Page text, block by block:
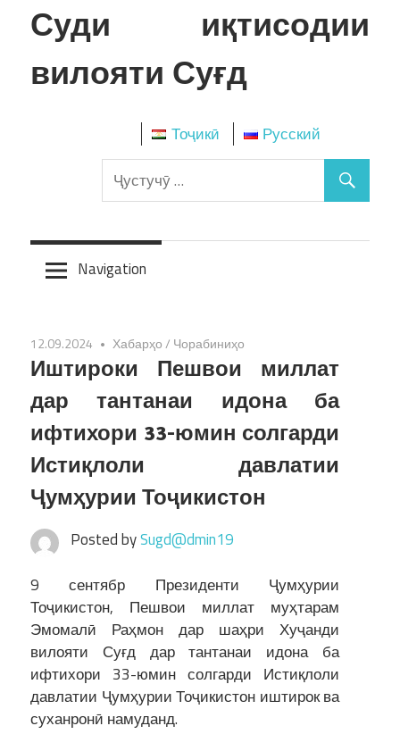
Skip
to
Суди иқтисодии
вилояти Суғд
Тоҷикӣ Русский
Navigation
12.09.2024 Хабарҳо/ Чорабиниҳо
Иштироки Пешвои миллат
дар тантанаи идона ба
ифтихори 33-юмин солгарди
Истиқлоли давлатии
Ҷумҳурии Тоҷикистон
Posted bySugd@dmin19
9 сентябр Президенти Ҷумҳурии
Тоҷикистон, Пешвои миллат муҳтарам
Эмомалӣ Раҳмон дар шаҳри Хуҷанди
вилояти Суғд дар тантанаи идона ба
ифтихори 33-юмин солгарди Истиқлоли
давлатии Ҷумҳурии Тоҷикистон иштирок ва
суханронӣ намуданд.